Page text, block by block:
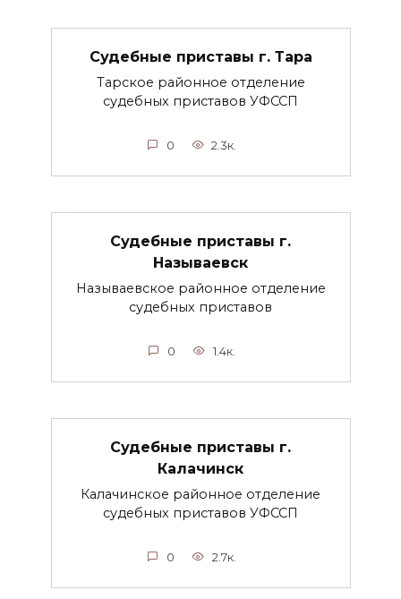
Судебные приставы г. Тара
Тарское районное отделение
судебных приставов УФССП
0 2.3к.
Судебные приставы г.
Называевск
Называевское районное отделение
судебных приставов
0 1.4к.
Судебные приставы г.
Калачинск
Калачинское районное отделение
судебных приставов УФССП
0 2.7к.